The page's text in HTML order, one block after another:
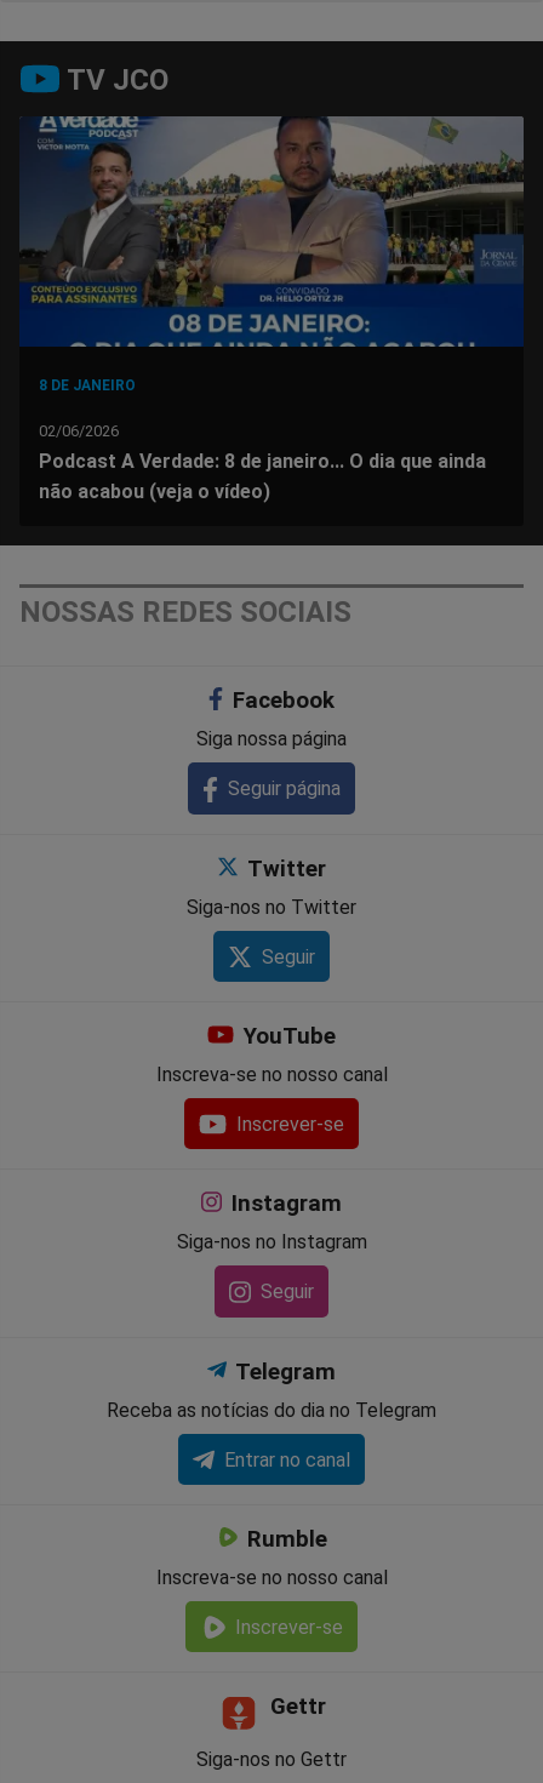
TV JCO
8 DE JANEIRO
02/06/2026
Podcast A Verdade: 8 de janeiro... O dia que ainda
não acabou (veja o vídeo)
NOSSAS REDES SOCIAIS
Facebook
Siga nossa página
Seguir página
Twitter
Siga-nos no Twitter
Seguir
YouTube
Inscreva-se no nosso canal
Inscrever-se
Instagram
Siga-nos no Instagram
Seguir
Telegram
Receba as notícias do dia no Telegram
Entrar no canal
Rumble
Inscreva-se no nosso canal
Inscrever-se
Gettr
Siga-nos no Gettr